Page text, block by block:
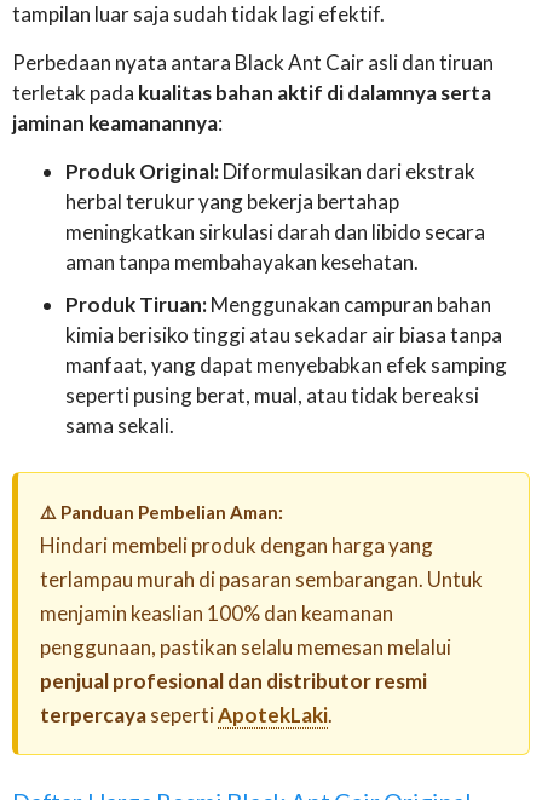
tampilan luar saja sudah tidak lagi efektif.
Perbedaan nyata antara Black Ant Cair asli dan tiruan
terletak pada kualitas bahan aktif di dalamnya serta
jaminan keamanannya:
Produk Original:Diformulasikan dari ekstrak
herbal terukur yang bekerja bertahap
meningkatkan sirkulasi darah dan libido secara
aman tanpa membahayakan kesehatan.
Produk Tiruan:Menggunakan campuran bahan
kimia berisiko tinggi atau sekadar air biasa tanpa
manfaat, yang dapat menyebabkan efek samping
seperti pusing berat, mual, atau tidak bereaksi
sama sekali.
⚠️ Panduan Pembelian Aman:
Hindari membeli produk dengan harga yang
terlampau murah di pasaran sembarangan. Untuk
menjamin keaslian 100% dan keamanan
penggunaan, pastikan selalu memesan melalui
penjual profesional dan distributor resmi
terpercayasepertiApotekLaki.